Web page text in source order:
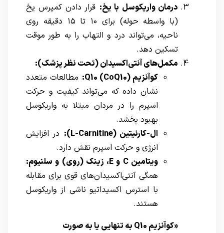
درمان واریکوسل با یخ: قرار دادن کمپرس یخ
(با واسطه حوله) برای ۱۰ تا ۱۵ دقیقه روی
ناحیه، می‌تواند درد و التهاب را به طور موقت
تسکین دهد.
مکمل‌های آنتی‌اکسیدان (تحت نظر پزشک):
کوآنزیمQ10 (CoQ10)
: مطالعات متعدد
نشان داده که می‌تواند کیفیت و حرکت
اسپرم را در مردان مبتلا به واریکوسل
بهبود بخشد.
ال-کارنیتین (L-Carnitine
): در افزایش
انرژی و حرکت اسپرم نقش دارد.
ویتامینC و E، زینک (روی) و سلنیوم:
همگی آنتی‌اکسیدان‌های قوی برای مقابله
با استرس اکسیداتیو ناشی از واریکوسل
هستند.
«کوآنزیم Q10 به تنهایی یا به صورت